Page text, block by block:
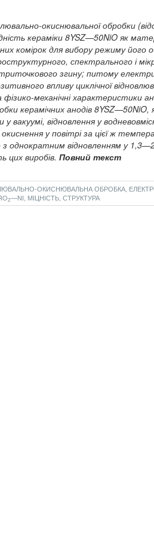
окиснювальної обробки
кераміки 8YSZ—50NiO як
комірок для вибору режиму його
спектрального і
згину; питому
впливу циклічної
механічні характеристики
керамічних анодів
вакуумі, відновлення у
у повітрі за цієї ж
з однократним відновленням у
цих виробів. Повний текст
ОКИСНЮВАЛЬНА ОБРОБКА,
2—NI, МІЦНІСТЬ, СТРУКТУРА